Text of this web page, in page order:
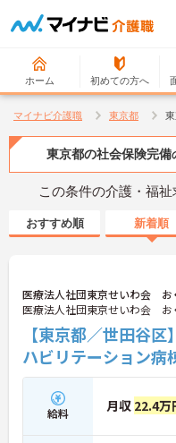
ホーム 初めての方へ
マイナビ介護職 東京都
東京都の社会保険完備
この条件の介護・福祉
おすすめ順 新着順
医療法人社団東京せいわ会 お
医療法人社団東京せいわ会 お
【東京都／世田谷
ハビリテーション病
給料 月収 22.4万